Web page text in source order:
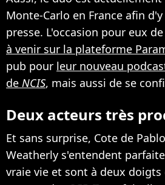
Monte-Carlo en France afin
presse. L'occasion pour eux de
à venir sur la plateforme
pub pour leur nouveau
de NCIS, mais aussi de se
Deux acteurs très
Et sans surprise, Cote de
Weatherly s'entendent
vraie vie et sont à deux doigts